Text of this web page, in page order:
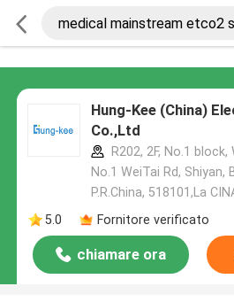
Hung-Kee (China)
Co.,Ltd
R202, 2F, No.1
No.1 WeiTai Rd, Shiyan,
P.R.China, 518101​​​​​​​,La
5.0
Fornitore verificato
chiamare ora